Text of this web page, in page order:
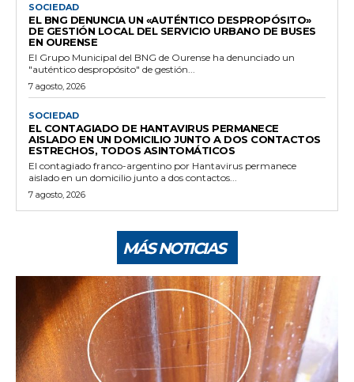
SOCIEDAD
EL BNG DENUNCIA UN «AUTÉNTICO DESPROPÓSITO»
DE GESTIÓN LOCAL DEL SERVICIO URBANO DE BUSES
EN OURENSE
El Grupo Municipal del BNG de Ourense ha denunciado un
"auténtico despropósito" de gestión...
7 agosto, 2026
SOCIEDAD
EL CONTAGIADO DE HANTAVIRUS PERMANECE
AISLADO EN UN DOMICILIO JUNTO A DOS CONTACTOS
ESTRECHOS, TODOS ASINTOMÁTICOS
El contagiado franco-argentino por Hantavirus permanece
aislado en un domicilio junto a dos contactos...
7 agosto, 2026
MÁS NOTICIAS